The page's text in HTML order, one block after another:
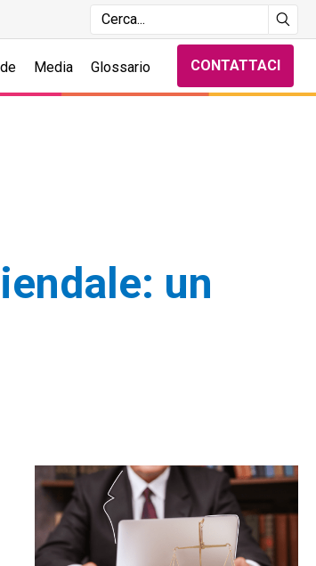
Media Glossario CONTATTACI
un